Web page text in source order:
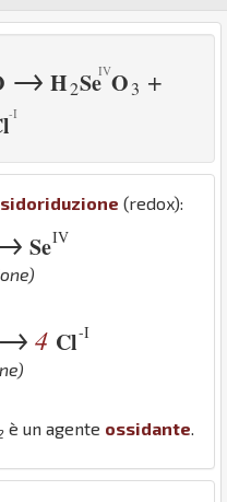
→ H2Se O3 +
(redox):
SeIV
→ 4 Cl-I
è un agente ossidante